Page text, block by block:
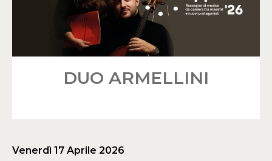
DUO ARMELLINI
Venerdì 17 Aprile 2026